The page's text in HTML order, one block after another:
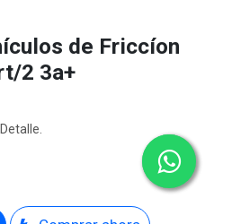
de Friccíon
2 3a+